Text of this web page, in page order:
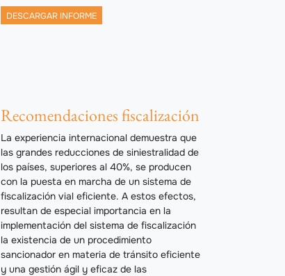
DESCARGAR INFORME
Recomendaciones fiscalización
La experiencia internacional demuestra que
las grandes reducciones de siniestralidad de
los países, superiores al 40%, se producen
con la puesta en marcha de un sistema de
fiscalización vial eficiente. A estos efectos,
resultan de especial importancia en la
implementación del sistema de fiscalización
la existencia de un procedimiento
sancionador en materia de tránsito eficiente
y una gestión ágil y eficaz de las